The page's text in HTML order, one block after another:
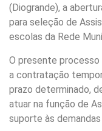
(Diogrande), a
para seleção de
escolas da Rede
O presente
a contratação
prazo determinado,
atuar na função de
suporte às